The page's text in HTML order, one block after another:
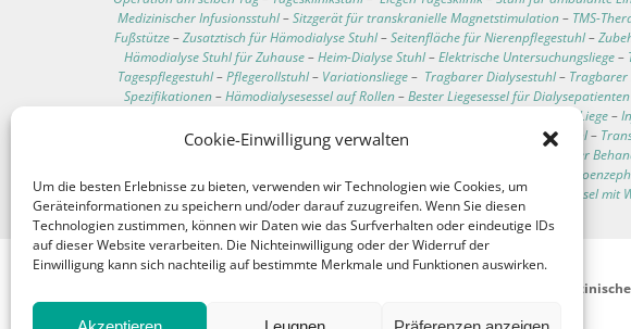
Cookie-Einwilligung verwalten
Um die besten Erlebnisse zu bieten, verwenden wir Technologien wie Cookies, um
Geräteinformationen zu speichern und/oder darauf zuzugreifen. Wenn Sie diesen
Technologien zustimmen, können wir Daten wie das Surfverhalten oder eindeutige IDs
auf dieser Website verarbeiten. Die Nichteinwilligung oder der Widerruf der
Einwilligung kann sich nachteilig auf bestimmte Merkmale und Funktionen auswirken.
Medizinischer Infusionsstuhl–Sitzgerät für transkranielle Magnetstimulation– TMS-
Fußstütze–Zusatztisch für Hämodialyse Stuhl–Seitenfläche für Nierenpflegestuhl–
Hämodialyse Stuhl für Zuhause–Heim-Dialyse Stuhl–Elektrische Untersuchungsliege–
Tagespflegestuhl–Pflegerollstuhl– Variationsliege– Tragbarer Dialysestuhl–
Spezifikationen–Hämodialysesessel auf Rollen–Bester Liegesessel für Dialysepatienten
Blutspende Liege–
Bluttransfusion Stuhl–Stuhl für Chemotherapie Patienten Multifunktionsstuhl–
Mobile Untersuchungsliege Manueller
Hämodialysesessel–Teleskop-Infusionsständer–Hämodialysesessel mit
Intelligente